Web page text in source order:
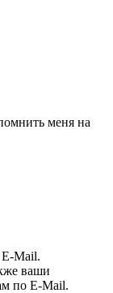
меня на
Mail.
ваши
по E-Mail.